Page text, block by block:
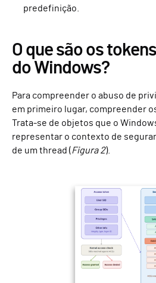
predefinição.
O que são os
do Windows?
Para compreender o abuso de
em primeiro lugar, compreender
Trata-se de objetos que o
representar o contexto de
de um thread (Figura 2).